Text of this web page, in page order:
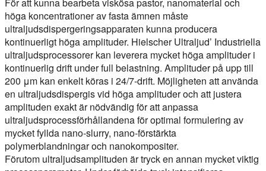
För att kunna bearbeta viskösa pastor, nanomaterial och
höga koncentrationer av fasta ämnen måste
ultraljudsdispergeringsapparaten kunna producera
kontinuerligt höga amplituder. Hielscher Ultraljud’ Industriella
ultraljudsprocessorer kan leverera mycket höga amplituder i
kontinuerlig drift under full belastning. Amplituder på upp till
200 μm kan enkelt köras i 24/7-drift. Möjligheten att använda
en ultraljudsdispergis vid höga amplituder och att justera
amplituden exakt är nödvändig för att anpassa
ultraljudsprocessförhållandena för optimal formulering av
mycket fyllda nano-slurry, nano-förstärkta
polymerblandningar och nanokompositer.
Förutom ultraljudsamplituden är tryck en annan mycket viktig